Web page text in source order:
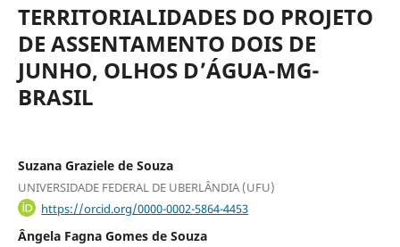
TERRITORIALIDADES DO PROJETO
DE ASSENTAMENTO DOIS DE
JUNHO, OLHOS D’ÁGUA-MG-
BRASIL
Suzana Graziele de Souza
UNIVERSIDADE FEDERAL DE UBERLÂNDIA (UFU)
https://orcid.org/0000-0002-5864-4453
Ângela Fagna Gomes de Souza